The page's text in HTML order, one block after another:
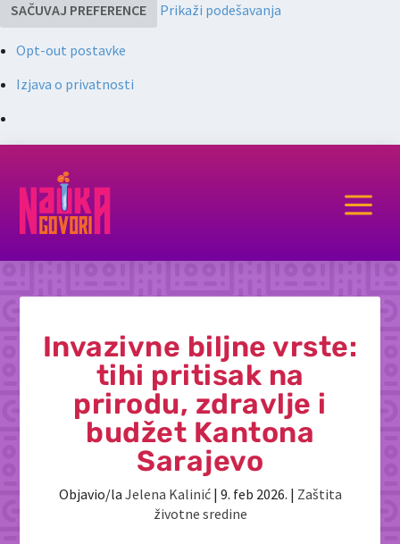
SAČUVAJ PREFERENCE
Prikaži podešavanja
Opt-out postavke
Izjava o privatnosti
a
Invazivne biljne vrste:
tihi pritisak na
prirodu, zdravlje i
budžet Kantona
Sarajevo
Objavio/la Jelena Kalinić| 9. feb 2026. | Zaštita
životne sredine